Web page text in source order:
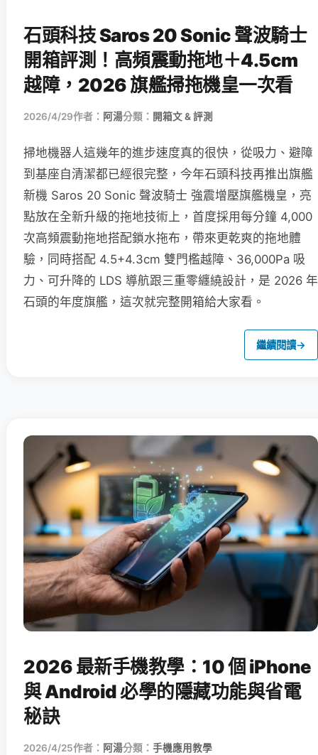
石頭科技 Saros 20 Sonic 聲波騎士
開箱評測！高頻震動拖地＋4.5cm
越障，2026 旗艦掃拖機皇一次看
2026/4/29作者： 阿湯分類： 開箱文 & 評測
掃地機器人這幾年的進步速度真的很快，從吸力、避障
到基座自清潔都已經很完整，今年石頭科技再推出旗艦
新機 Saros 20 Sonic 聲波騎士 強震增壓旗艦機皇，亮
點放在全新升級的拖地技術上，首度採用每分鐘 4,000
次高頻震動拖地搭配鎖水拖布，帶來更乾爽的拖地體
驗，同時搭配 4.5+4.3cm 雙門檻越障、36,000Pa 吸
力、可升降的 LDS 導航跟三重零纏繞設計，是 2026 年
石頭的年度旗艦，這次就完整開箱給大家看。
繼續閱讀→
2026 最新手機教學：10 個 iPhone
與 Android 必學的隱藏功能與省電
秘訣
2026/4/25作者： 阿湯分類： 手機應用教學